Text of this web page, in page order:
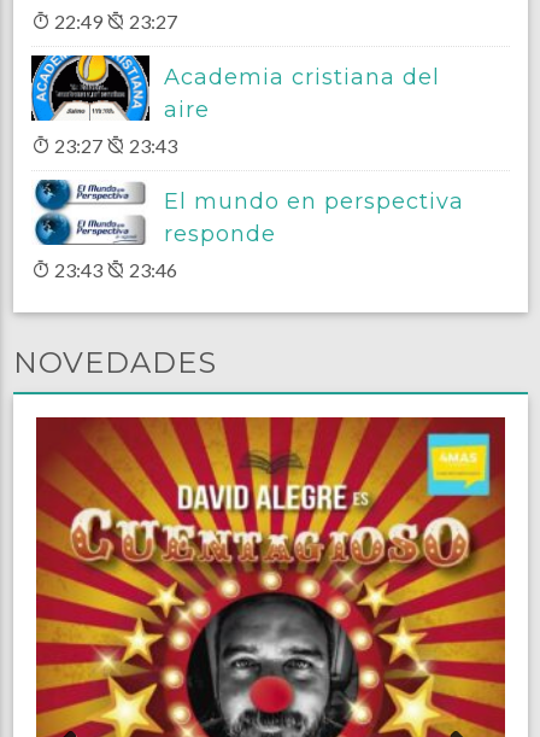
22:49 23:27
Academia cristiana del
aire
23:27 23:43
El mundo en perspectiva
responde
23:43 23:46
NOVEDADES